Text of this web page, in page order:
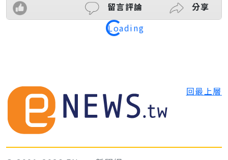
留言評論 分享
Loading
回最上層